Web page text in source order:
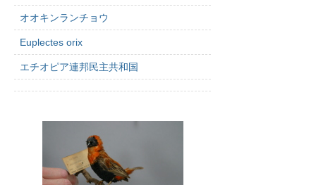
オオキンランチョウ
Euplectes orix
エチオピア連邦民主共和国